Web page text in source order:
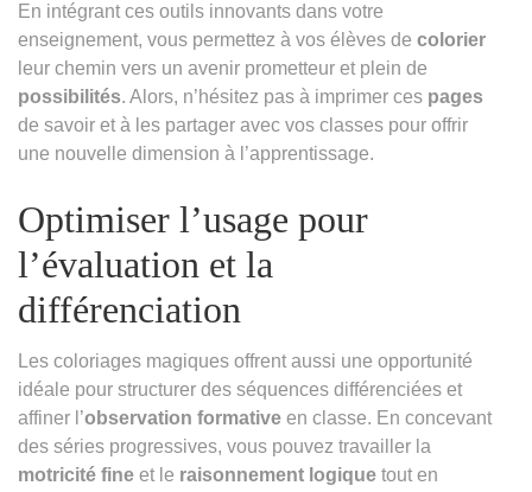
En intégrant ces outils innovants dans votre
enseignement, vous permettez à vos élèves de colorier
leur chemin vers un avenir prometteur et plein de
possibilités. Alors, n’hésitez pas à imprimer ces pages
de savoir et à les partager avec vos classes pour offrir
une nouvelle dimension à l’apprentissage.
Optimiser l’usage pour
l’évaluation et la
différenciation
Les coloriages magiques offrent aussi une opportunité
idéale pour structurer des séquences différenciées et
affiner l’observation formative en classe. En concevant
des séries progressives, vous pouvez travailler la
motricité fine et le raisonnement logique tout en